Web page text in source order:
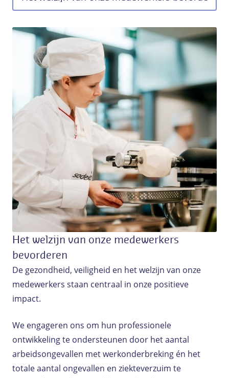
Het welzijn van onze medewerkers
bevorderen
De gezondheid, veiligheid en het welzijn van onze
medewerkers staan centraal in onze positieve
impact.
We engageren ons om hun professionele
ontwikkeling te ondersteunen door het aantal
arbeidsongevallen met werkonderbreking én het
totale aantal ongevallen en ziekteverzuim te